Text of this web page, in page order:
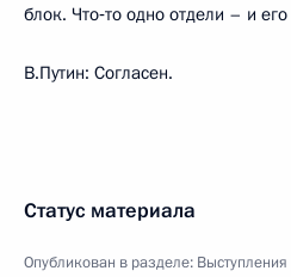
блок. Что‑то одно отдели – и его
В.Путин: Согласен.
Статус материала
Опубликован в разделе: